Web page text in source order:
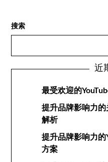
搜索
近
最受欢迎的
提升品牌影响力的
解析
提升品牌影响力的
方案